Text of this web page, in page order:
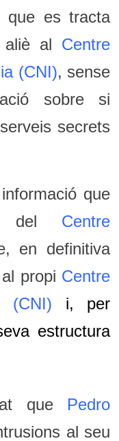
que es tracta
aliè al Centre
(CNI), sense
sobre si
secrets
que
del Centre
en definitiva
propi Centre
(CNI) i, per
estructura
que Pedro
al seu